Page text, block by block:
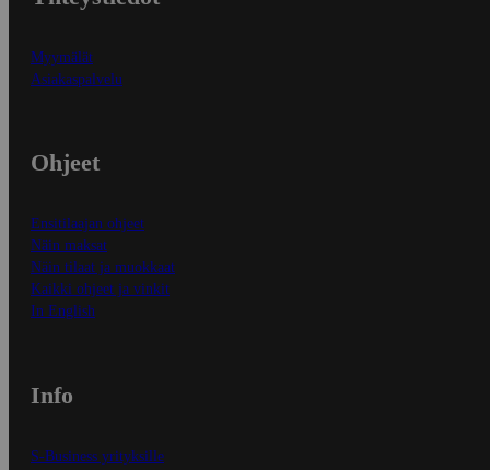
Myymälät
Asiakaspalvelu
Ohjeet
Ensitilaajan ohjeet
Näin maksat
Näin tilaat ja muokkaat
Kaikki ohjeet ja vinkit
In English
Info
S-Business yrityksille